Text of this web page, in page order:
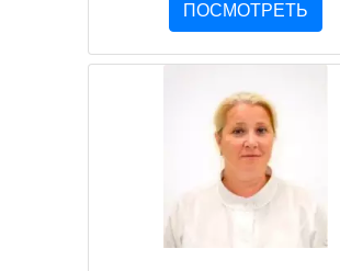
ПОСМОТРЕТЬ